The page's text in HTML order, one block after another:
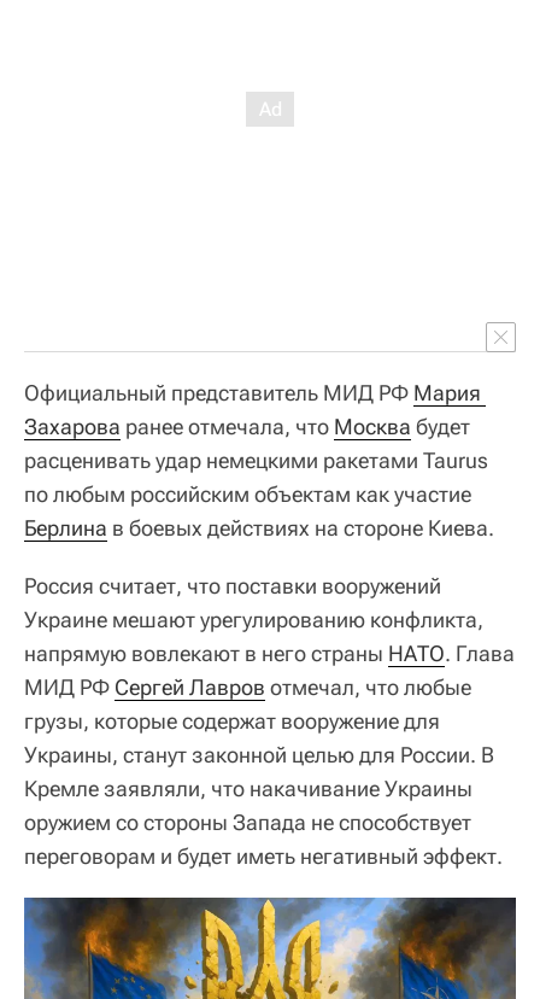
Официальный представитель МИД РФ Мария
Захарова ранее отмечала, что Москва будет
расценивать удар немецкими ракетами Taurus
по любым российским объектам как участие
Берлина в боевых действиях на стороне Киева.
Россия считает, что поставки вооружений
Украине мешают урегулированию конфликта,
напрямую вовлекают в него страны НАТО. Глава
МИД РФ Сергей Лавров отмечал, что любые
грузы, которые содержат вооружение для
Украины, станут законной целью для России. В
Кремле заявляли, что накачивание Украины
оружием со стороны Запада не способствует
переговорам и будет иметь негативный эффект.